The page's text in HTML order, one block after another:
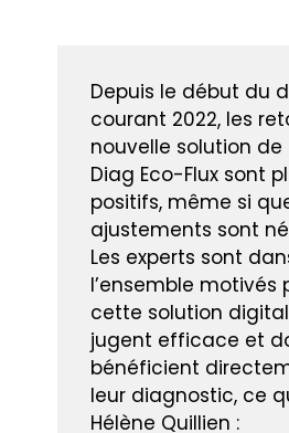
Depuis le début du
courant 2022, les
nouvelle solution
Diag Eco-Flux sont
positifs, même si
ajustements sont
Les experts sont
l’ensemble motivés
cette solution
jugent efficace et
bénéficient
leur diagnostic, ce
Hélène Quillien :